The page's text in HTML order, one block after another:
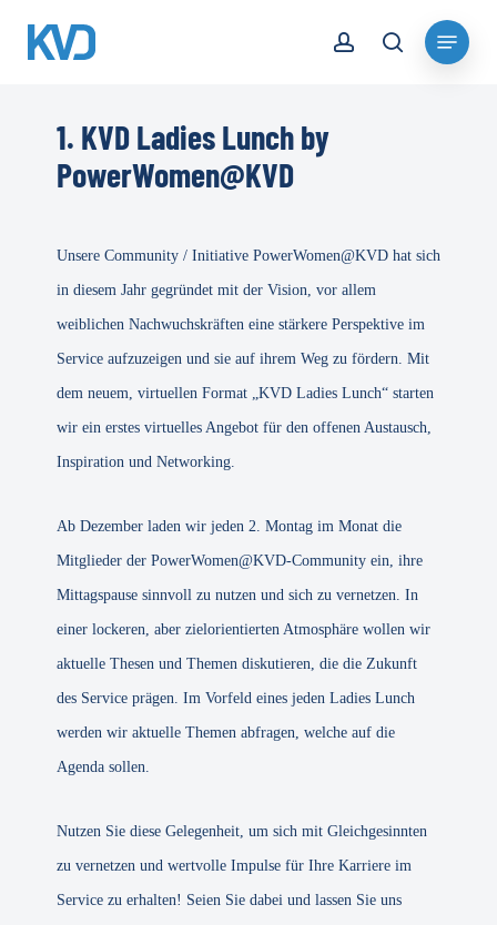
search
Menu
1. KVD Ladies Lunch by
PowerWomen@KVD
Unsere Community / Initiative PowerWomen@KVD hat sich
in diesem Jahr gegründet mit der Vision, vor allem
weiblichen Nachwuchskräften eine stärkere Perspektive im
Service aufzuzeigen und sie auf ihrem Weg zu fördern. Mit
dem neuem, virtuellen Format „KVD Ladies Lunch“ starten
wir ein erstes virtuelles Angebot für den offenen Austausch,
Inspiration und Networking.
Ab Dezember laden wir jeden 2. Montag im Monat die
Mitglieder der PowerWomen@KVD-Community ein, ihre
Mittagspause sinnvoll zu nutzen und sich zu vernetzen. In
einer lockeren, aber zielorientierten Atmosphäre wollen wir
aktuelle Thesen und Themen diskutieren, die die Zukunft
des Service prägen. Im Vorfeld eines jeden Ladies Lunch
werden wir aktuelle Themen abfragen, welche auf die
Agenda sollen.
Nutzen Sie diese Gelegenheit, um sich mit Gleichgesinnten
zu vernetzen und wertvolle Impulse für Ihre Karriere im
Service zu erhalten! Seien Sie dabei und lassen Sie uns
Close